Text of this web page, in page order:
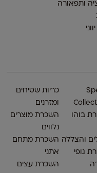
בוהו
והצללה
גופי
כריות שטיחים
ומזרנים
השכרת מוצרים
נלווים
השכרת מתחם
אתני
השכרת עצים
ותפאורה